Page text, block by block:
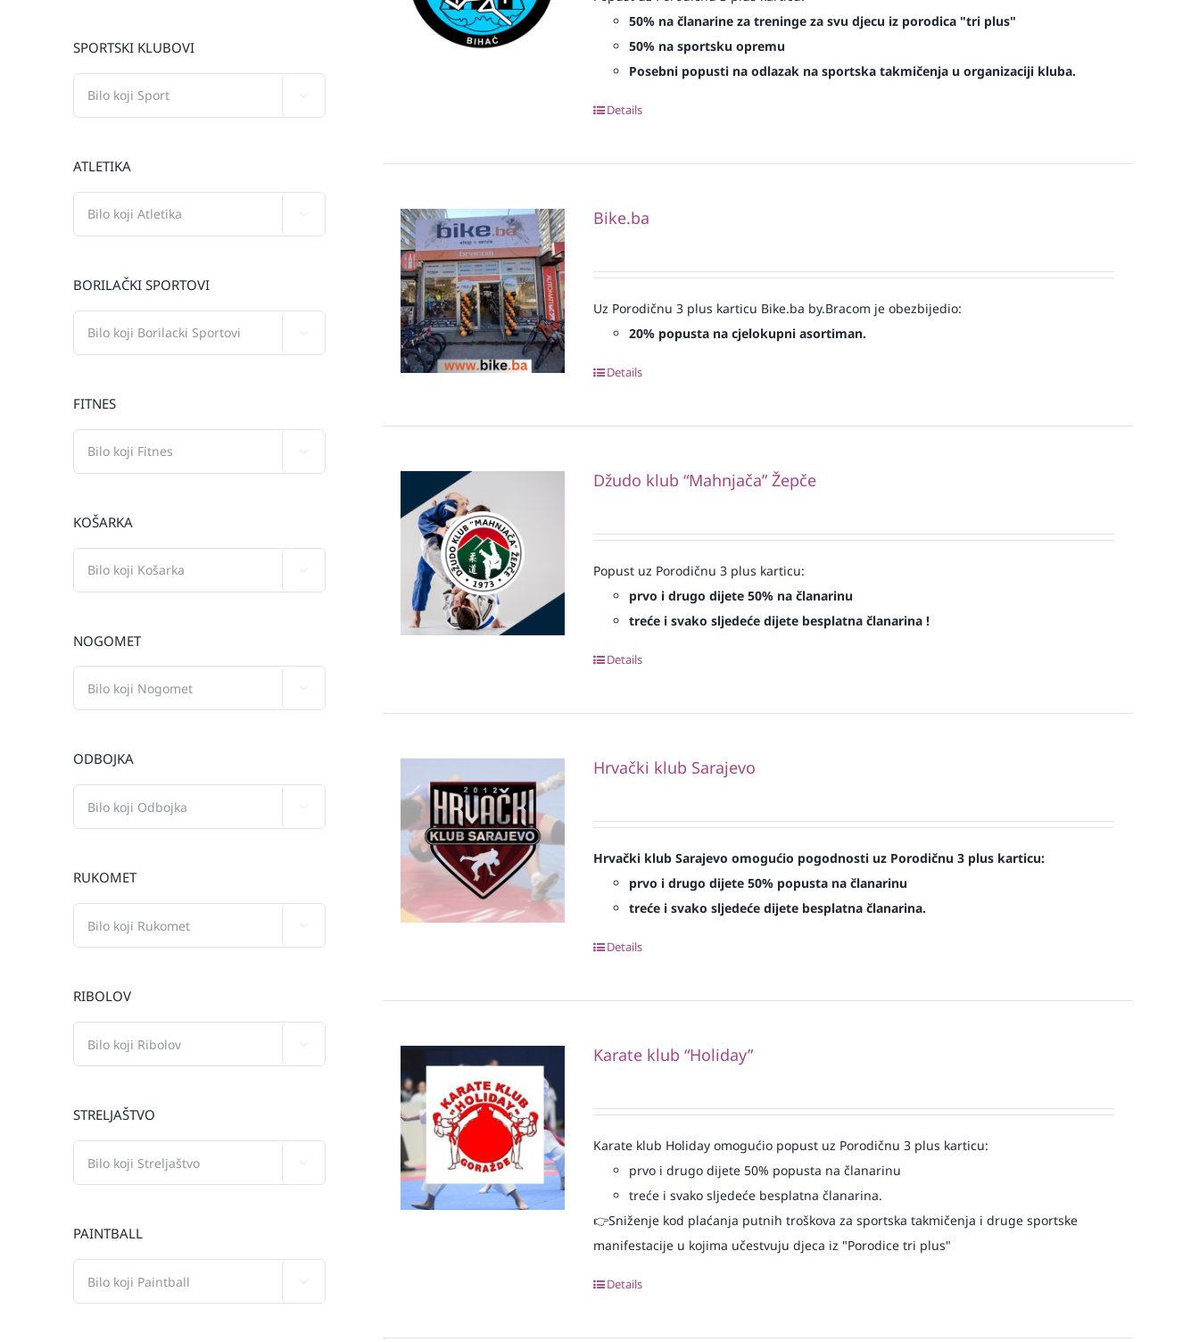
50% na članarine za treninge za svu djecu iz porodica "tri plus"
50% na sportsku opremu
Posebni popusti na odlazak na sportska takmičenja u organizaciji kluba.
Details
Bike.ba
Uz Porodičnu 3 plus karticu Bike.ba by.Bracom je obezbijedio:
20% popusta na cjelokupni asortiman.
Details
Džudo klub “Mahnjača” Žepče
Popust uz Porodičnu 3 plus karticu:
prvo i drugo dijete 50% na članarinu
treće i svako sljedeće dijete besplatna članarina !
Details
Hrvački klub Sarajevo
Hrvački klub Sarajevo omogućio pogodnosti uz Porodičnu 3 plus karticu:
prvo i drugo dijete 50% popusta na članarinu
treće i svako sljedeće dijete besplatna članarina.
Details
Karate klub “Holiday”
Karate klub Holiday omogućio popust uz Porodičnu 3 plus karticu:
prvo i drugo dijete 50% popusta na članarinu
treće i svako sljedeće besplatna članarina.
👉Sniženje kod plaćanja putnih troškova za sportska takmičenja i druge sportske
manifestacije u kojima učestvuju djeca iz "Porodice tri plus"
Details
SPORTSKI KLUBOVI
ATLETIKA
BORILAČKI SPORTOVI
FITNES
KOŠARKA
NOGOMET
ODBOJKA
RUKOMET
RIBOLOV
STRELJAŠTVO
PAINTBALL